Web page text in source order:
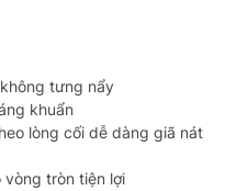
tưng nẩy
khuẩn
lòng cối dễ dàng giã nát
tròn tiện lợi